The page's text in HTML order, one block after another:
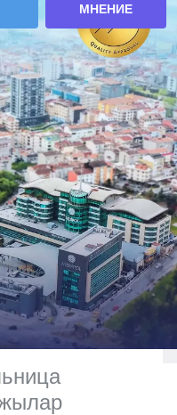
МНЕНИЕ